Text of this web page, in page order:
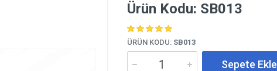
Ürün Kodu: SB013
ÜRÜN KODU: SB013
Sepete Ekle